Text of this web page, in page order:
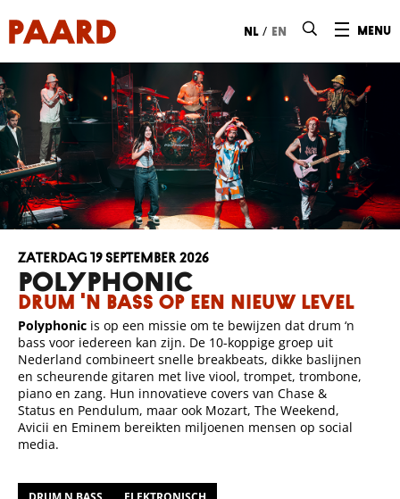
menu
nl / en
POLYPHONIC
Drum 'n bass op een nieuw level
zaterdag 19 september 2026
Polyphonic is op een missie om te bewijzen dat drum ‘n
bass voor iedereen kan zijn. De 10-koppige groep uit
Nederland combineert snelle breakbeats, dikke baslijnen
en scheurende gitaren met live viool, trompet, trombone,
piano en zang. Hun innovatieve covers van Chase &
Status en Pendulum, maar ook Mozart, The Weekend,
Avicii en Eminem bereikten miljoenen mensen op social
media.